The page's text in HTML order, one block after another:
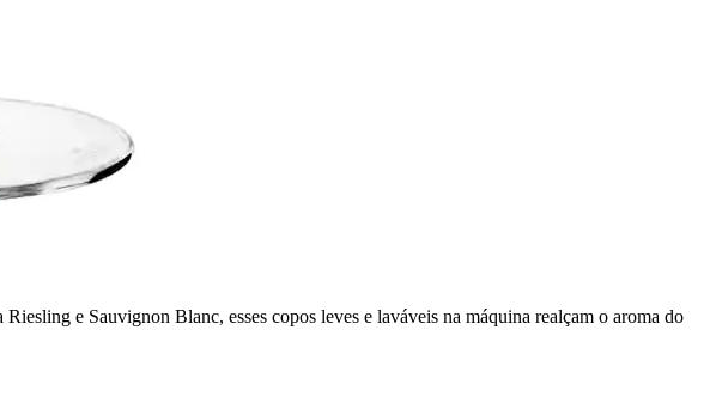
e Sauvignon Blanc, esses copos leves e laváveis na máquina realçam o aroma do